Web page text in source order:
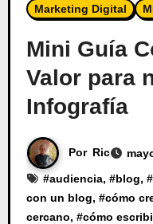
Marketing Digital
Mini Guía
Valor para
Infografía
Por Ric
#audiencia, #blog, #
con un blog, #cómo
cercano, #cómo